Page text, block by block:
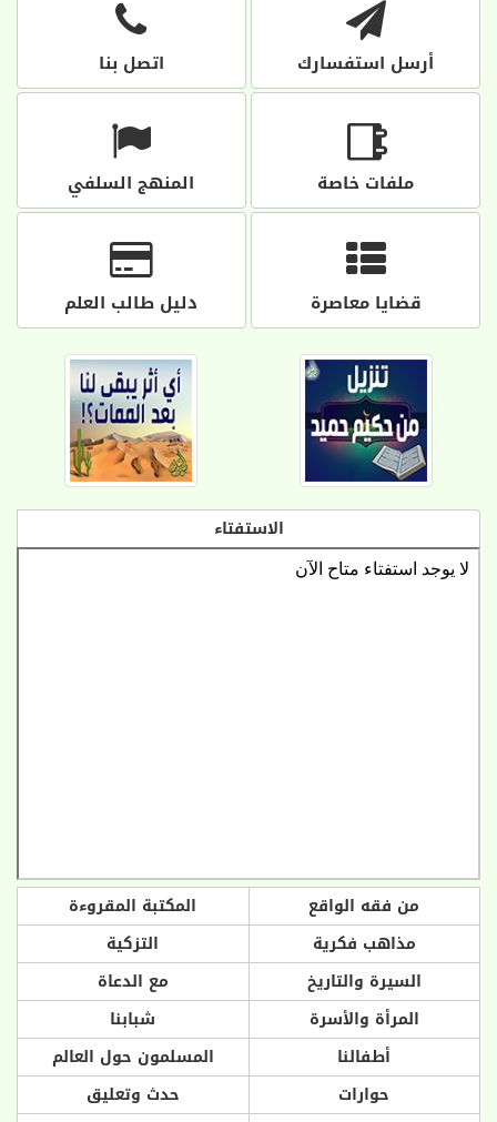
أرسل استفسارك اتصل بنا
ملفات خاصة المنهج السلفي
قضايا معاصرة دليل طالب العلم
الاستفتاء
من فقه الواقع
المكتبة المقروءة
مذاهب فكرية
التزكية
السيرة والتاريخ
مع الدعاة
المرأة والأسرة
شبابنا
أطفالنا
المسلمون حول العالم
حوارات
حدث وتعليق